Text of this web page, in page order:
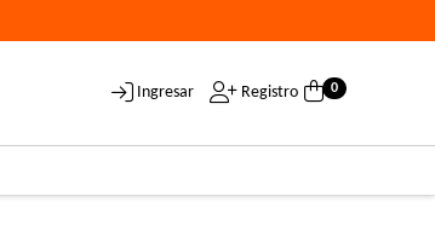
Ingresar Registro 0